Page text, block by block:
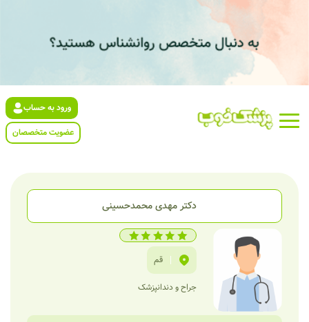
ورود به حساب
عضویت متخصصان
دکتر مهدی محمدحسینی
| قم
جراح و دندانپزشک